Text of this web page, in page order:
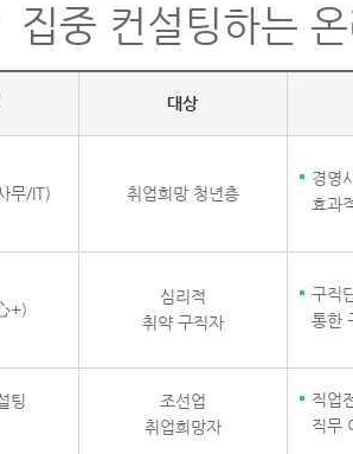
중 컨설팅하는
대상
무/IT) 취업희망 청년층
경영
효과
+)
심리적
취약 구직자
구직
통한
팅
조선업
취업희망자
직업
직무